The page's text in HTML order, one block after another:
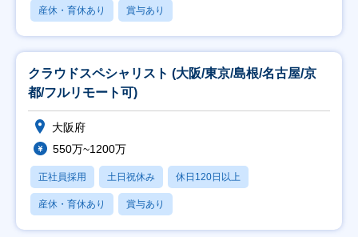
産休・育休あり 賞与あり
クラウドスペシャリスト (大阪/東京/島根/名古屋/京
都/フルリモート可)
大阪府
550万~1200万
正社員採用 土日祝休み 休日120日以上
産休・育休あり 賞与あり